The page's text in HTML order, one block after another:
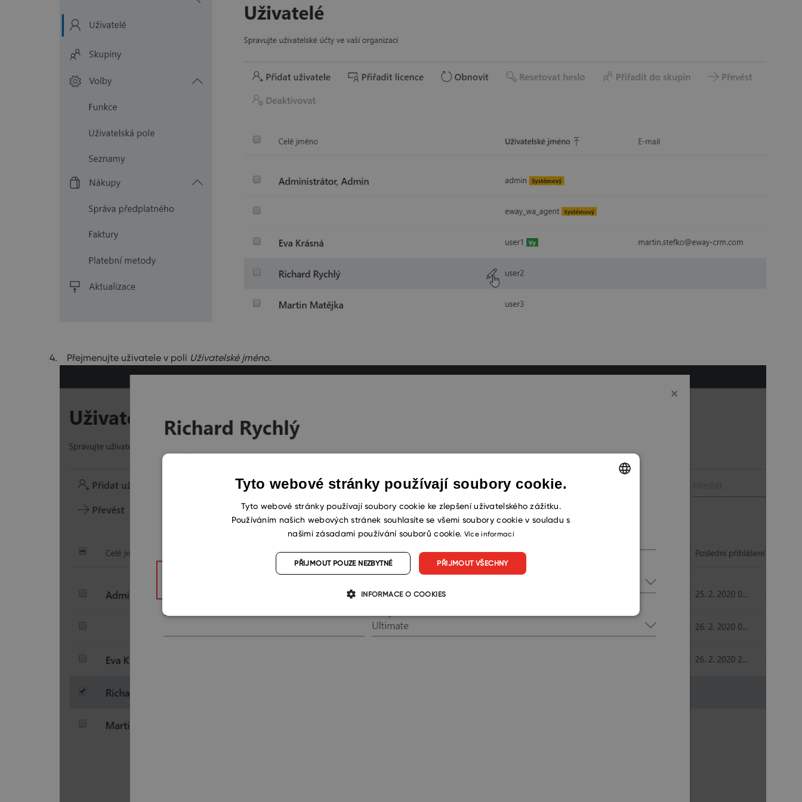
Přejmenujte uživatele v poli Uživatelské jméno.
Tyto webové stránky používají soubory cookie.
Tyto webové stránky používají soubory cookie ke zlepšení uživatelského zážitku.
Používáním našich webových stránek souhlasíte se všemi soubory cookie v souladu s
našimi zásadami používání souborů cookie. Více informací
PŘIJMOUT VŠECHNY
PŘIJMOUT POUZE NEZBYTNÉ
INFORMACE O COOKIES